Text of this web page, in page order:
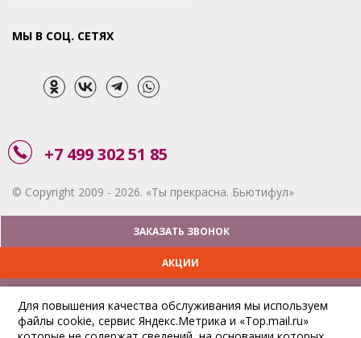
МЫ В СОЦ. СЕТЯХ
+7 499 302 51 85
© Copyright 2009 - 2026. «Ты прекрасна. Бьютифул»
ЗАКАЗАТЬ ЗВОНОК
АКЦИИ
ОПЛАТА
Для повышения качества обслуживания мы используем
файлы cookie, сервис Яндекс.Метрика и «Top.mail.ru»